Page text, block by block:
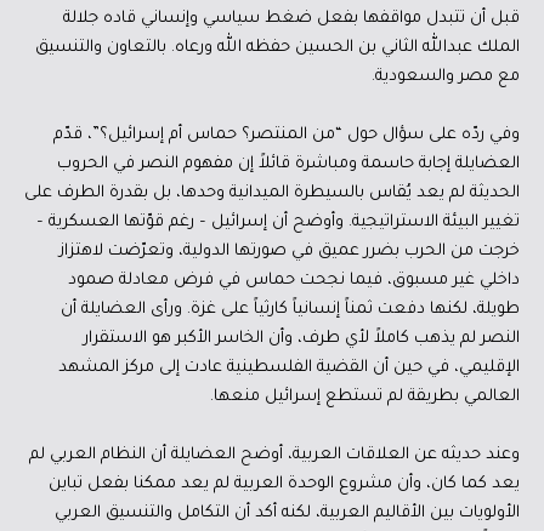
قبل أن تتبدل مواقفها بفعل ضغط سياسي وإنساني قاده جلالة
الملك عبدالله الثاني بن الحسين حفظه الله ورعاه. بالتعاون والتنسيق
مع مصر والسعودية.
وفي ردّه على سؤال حول “من المنتصر؟ حماس أم إسرائيل؟”، قدّم
العضايلة إجابة حاسمة ومباشرة قائلاً إن مفهوم النصر في الحروب
الحديثة لم يعد يُقاس بالسيطرة الميدانية وحدها، بل بقدرة الطرف على
تغيير البيئة الاستراتيجية. وأوضح أن إسرائيل – رغم قوّتها العسكرية –
خرجت من الحرب بضرر عميق في صورتها الدولية، وتعرّضت لاهتزاز
داخلي غير مسبوق، فيما نجحت حماس في فرض معادلة صمود
طويلة، لكنها دفعت ثمناً إنسانياً كارثياً على غزة. ورأى العضايلة أن
النصر لم يذهب كاملاً لأي طرف، وأن الخاسر الأكبر هو الاستقرار
الإقليمي، في حين أن القضية الفلسطينية عادت إلى مركز المشهد
العالمي بطريقة لم تستطع إسرائيل منعها.
وعند حديثه عن العلاقات العربية، أوضح العضايلة أن النظام العربي لم
يعد كما كان، وأن مشروع الوحدة العربية لم يعد ممكنا بفعل تباين
الأولويات بين الأقاليم العربية، لكنه أكد أن التكامل والتنسيق العربي